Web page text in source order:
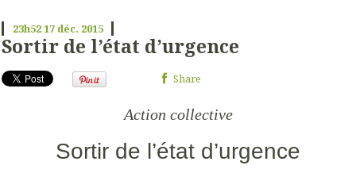
23h5217 déc. 2015
Sortir de l’état d’urgence
Share
Action collective
Sortir de l’état d’urgence